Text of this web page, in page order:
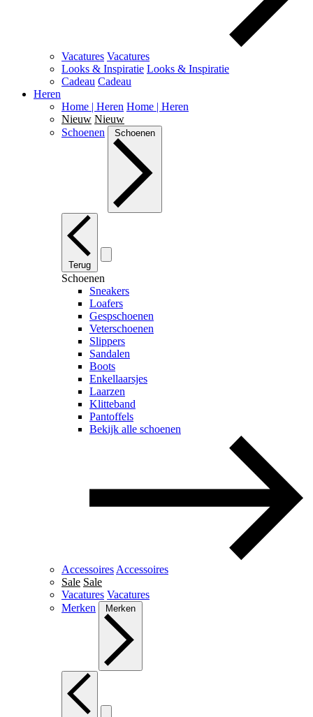
Vacatures Vacatures
Looks & Inspiratie Looks & Inspiratie
Cadeau Cadeau
Heren
Home | Heren Home | Heren
Nieuw Nieuw
Schoenen
Schoenen
Terug
Schoenen
Sneakers
Loafers
Gespschoenen
Veterschoenen
Slippers
Sandalen
Boots
Enkellaarsjes
Laarzen
Klitteband
Pantoffels
Bekijk alle schoenen
Accessoires Accessoires
Sale Sale
Vacatures Vacatures
Merken
Merken